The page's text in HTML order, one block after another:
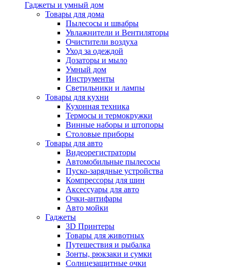
Гаджеты и умный дом
Товары для дома
Пылесосы и швабры
Увлажнители и Вентиляторы
Очистители воздуха
Уход за одеждой
Дозаторы и мыло
Умный дом
Инструменты
Светильники и лампы
Товары для кухни
Кухонная техника
Термосы и термокружки
Винные наборы и штопоры
Столовые приборы
Товары для авто
Видеорегистраторы
Автомобильные пылесосы
Пуско-зарядные устройства
Компрессоры для шин
Аксессуары для авто
Очки-антифары
Авто мойки
Гаджеты
3D Принтеры
Товары для животных
Путешествия и рыбалка
Зонты, рюкзаки и сумки
Солнцезащитные очки